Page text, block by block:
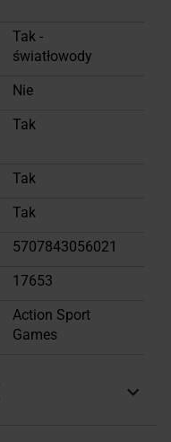
Tak -
światłowody
Nie
Tak
Tak
Tak
5707843056021
17653
Action Sport
Games